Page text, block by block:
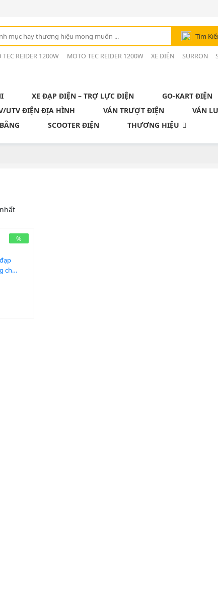
Tìm
TEC REIDER 1200W MOTO TEC REIDER 1200W XE ĐIỆN SURRON
XE ĐẠP ĐIỆN – TRỢ LỰC ĐIỆN GO-KART ĐIỆN
UTV ĐIỆN ĐỊA HÌNH VÁN TRƯỢT ĐIỆN VÁN
SCOOTER ĐIỆN THƯƠNG HIỆU
cho
%